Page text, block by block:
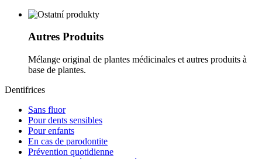
Autres Produits
Mélange original de plantes médicinales et autres produits à
base de plantes.
Dentifrices
Sans fluor
Pour dents sensibles
Pour enfants
En cas de parodontite
Prévention quotidienne